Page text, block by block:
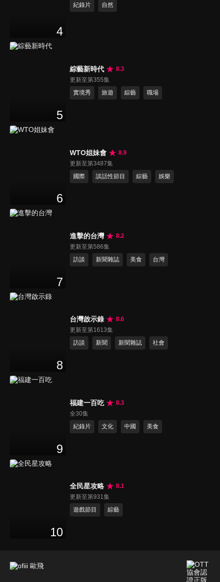
4
紀錄片 自然
5
綜藝新時代
8.3
更新至第355集
實境秀
旅遊 綜藝 職場
6
WTO姐妹會
8.9
更新至第3487集
國際
談話性節目 綜藝 娛樂
7
進擊的台灣
8.2
更新至第586集
訪談
新聞雜誌 美食 台灣
8
台灣啟示錄
8.6
更新至第1613集
訪談
新聞 新聞雜誌 社會
9
福建一百吃
8.3
全30集
紀錄片
文化 中國 美食
10
全民星攻略
8.1
更新至第931集
遊戲節目
綜藝